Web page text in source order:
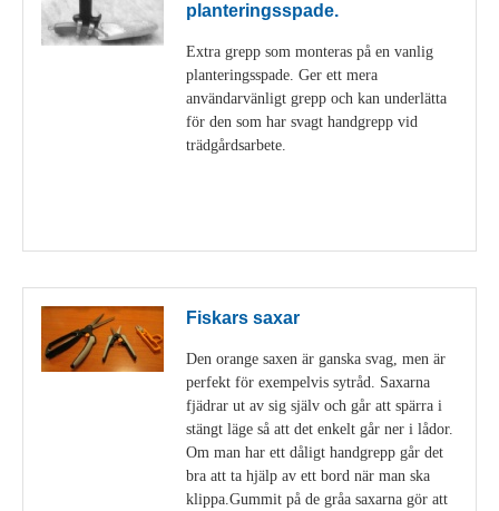
planteringsspade.
Extra grepp som monteras på en vanlig
planteringsspade. Ger ett mera
användarvänligt grepp och kan underlätta
för den som har svagt handgrepp vid
trädgårdsarbete.
Fiskars saxar
Den orange saxen är ganska svag, men är
perfekt för exempelvis sytråd. Saxarna
fjädrar ut av sig själv och går att spärra i
stängt läge så att det enkelt går ner i lådor.
Om man har ett dåligt handgrepp går det
bra att ta hjälp av ett bord när man ska
klippa.Gummit på de gråa saxarna gör att